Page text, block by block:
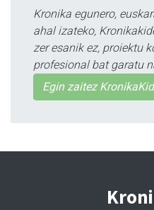
Kronika egunero,
ahal izateko,
zer esanik ez, proiektu
profesional bat garatu
Egin zaitez